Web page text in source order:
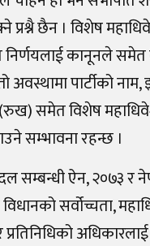
प्रश्नै छैन । विशेष
निर्णयलाई कानूनले समेत
अवस्थामा पार्टीको नाम,
समेत विशेष
सम्भावना रहन्छ ।
सम्बन्धी ऐन, २०७३ र
सर्वोच्चता,
प्रतिनिधिको